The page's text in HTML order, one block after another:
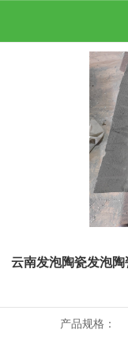
云南发泡陶瓷发泡
产品规格：